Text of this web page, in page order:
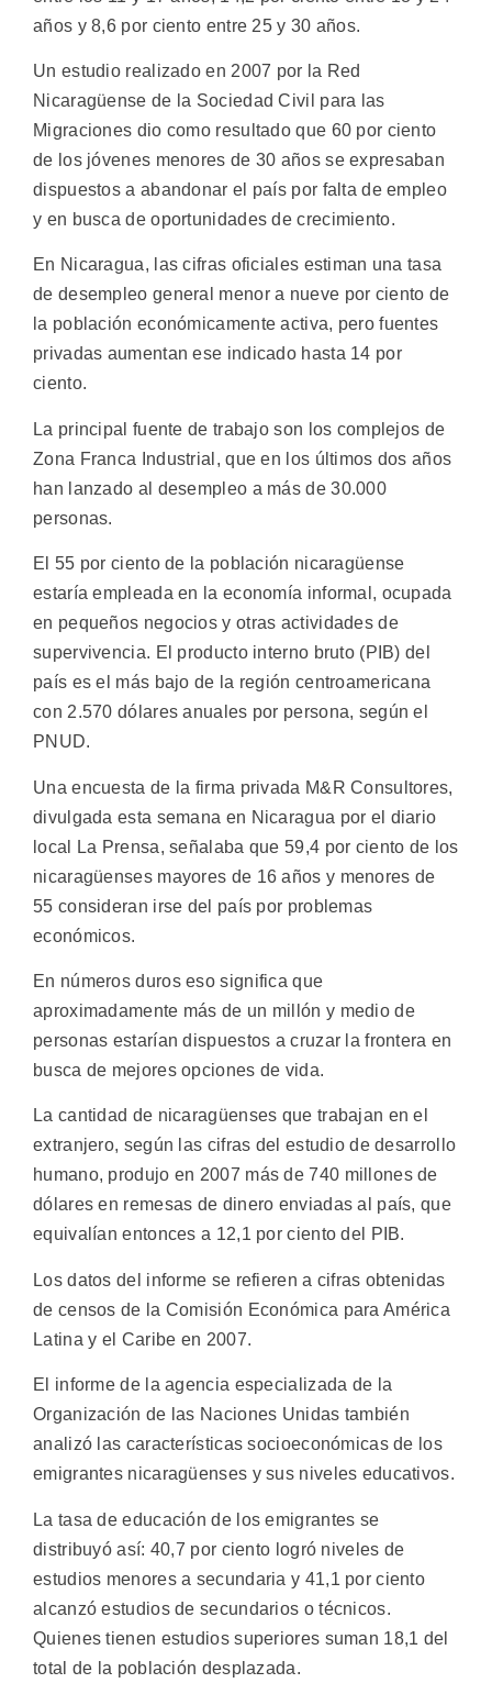
años y 8,6 por ciento entre 25 y 30 años.
Un estudio realizado en 2007 por la Red
Nicaragüense de la Sociedad Civil para las
Migraciones dio como resultado que 60 por ciento
de los jóvenes menores de 30 años se expresaban
dispuestos a abandonar el país por falta de empleo
y en busca de oportunidades de crecimiento.
En Nicaragua, las cifras oficiales estiman una tasa
de desempleo general menor a nueve por ciento de
la población económicamente activa, pero fuentes
privadas aumentan ese indicado hasta 14 por
ciento.
La principal fuente de trabajo son los complejos de
Zona Franca Industrial, que en los últimos dos años
han lanzado al desempleo a más de 30.000
personas.
El 55 por ciento de la población nicaragüense
estaría empleada en la economía informal, ocupada
en pequeños negocios y otras actividades de
supervivencia. El producto interno bruto (PIB) del
país es el más bajo de la región centroamericana
con 2.570 dólares anuales por persona, según el
PNUD.
Una encuesta de la firma privada M&R Consultores,
divulgada esta semana en Nicaragua por el diario
local La Prensa, señalaba que 59,4 por ciento de los
nicaragüenses mayores de 16 años y menores de
55 consideran irse del país por problemas
económicos.
En números duros eso significa que
aproximadamente más de un millón y medio de
personas estarían dispuestos a cruzar la frontera en
busca de mejores opciones de vida.
La cantidad de nicaragüenses que trabajan en el
extranjero, según las cifras del estudio de desarrollo
humano, produjo en 2007 más de 740 millones de
dólares en remesas de dinero enviadas al país, que
equivalían entonces a 12,1 por ciento del PIB.
Los datos del informe se refieren a cifras obtenidas
de censos de la Comisión Económica para América
Latina y el Caribe en 2007.
El informe de la agencia especializada de la
Organización de las Naciones Unidas también
analizó las características socioeconómicas de los
emigrantes nicaragüenses y sus niveles educativos.
La tasa de educación de los emigrantes se
distribuyó así: 40,7 por ciento logró niveles de
estudios menores a secundaria y 41,1 por ciento
alcanzó estudios de secundarios o técnicos.
Quienes tienen estudios superiores suman 18,1 del
total de la población desplazada.